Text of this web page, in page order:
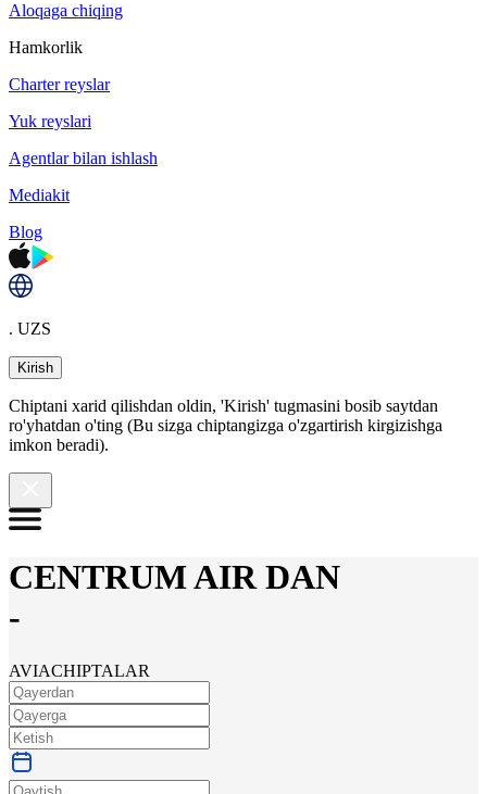
Aloqaga chiqing
Hamkorlik
Charter reyslar
Yuk reyslari
Agentlar bilan ishlash
Mediakit
Blog
. UZS
Kirish
Chiptani xarid qilishdan oldin, 'Kirish' tugmasini bosib saytdan
ro'yhatdan o'ting (Bu sizga chiptangizga o'zgartirish kirgizishga
imkon beradi).
CENTRUM AIR DAN
-
AVIACHIPTALAR